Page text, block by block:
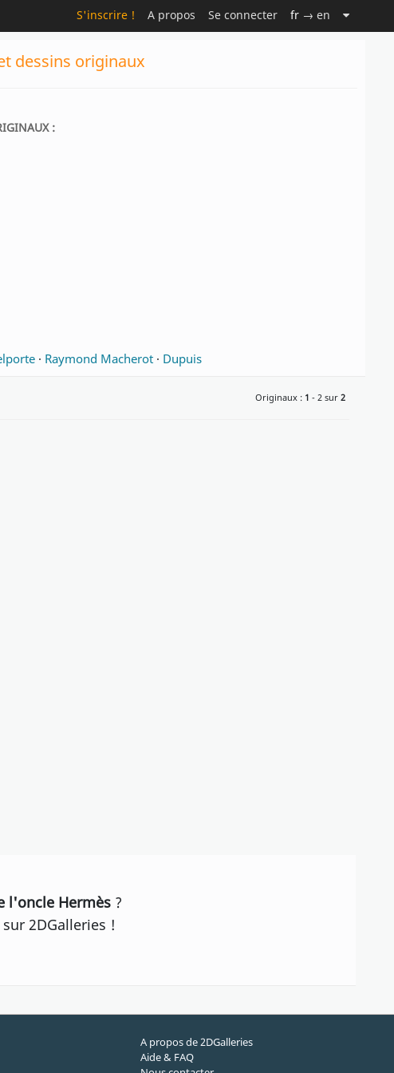
S'inscrire ! A propos Se connecter fr → en
dessins originaux
:
· Raymond Macherot · Dupuis
Originaux : 1 - 2 sur 2
l'oncle Hermès ?
2DGalleries !
A propos de 2DGalleries
Aide & FAQ